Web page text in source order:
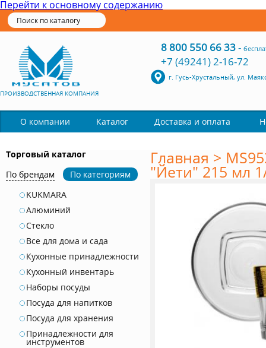
Перейти к основному содержанию
ПРОИЗВОДСТВЕННАЯ КОМПАНИЯ
8 800 550 66 33-
+7 (49241) 2-16-72
г. Гусь-Хрустальный, ул.
О компании Каталог Доставка и оплата
Торговый каталог
По брендам
По категориям
KUKMARA
Алюминий
Стекло
Все для дома и сада
Кухонные принадлежности
Кухонный инвентарь
Наборы посуды
Посуда для напитков
Посуда для хранения
Принадлежности для
инструментов
Главная >
"Йети" 215 мл